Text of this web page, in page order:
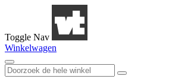
Toggle Nav
Winkelwagen